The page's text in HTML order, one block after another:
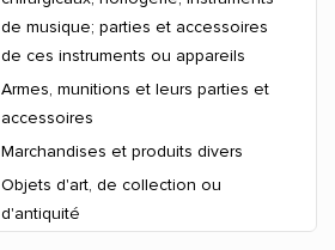
de musique; parties et accessoires
de ces instruments ou appareils
Armes, munitions et leurs parties et
accessoires
Marchandises et produits divers
Objets d'art, de collection ou
d'antiquité